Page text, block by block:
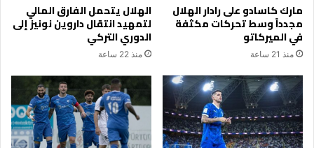
مارك كاسادو على رادار الهلال
مجدداً وسط تحركات مكثفة
في الميركاتو
منذ 21 ساعة
الهلال يتحمل الفارق المالي
لتمهيد انتقال داروين نونيز إلى
الدوري التركي
منذ 22 ساعة